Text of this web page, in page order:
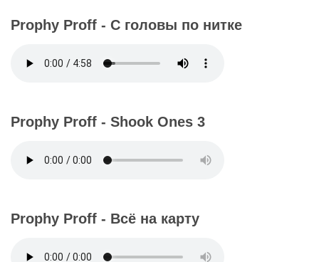
Prophy Proff - С головы по нитке
Prophy Proff - Shook Ones 3
Prophy Proff - Всё на карту